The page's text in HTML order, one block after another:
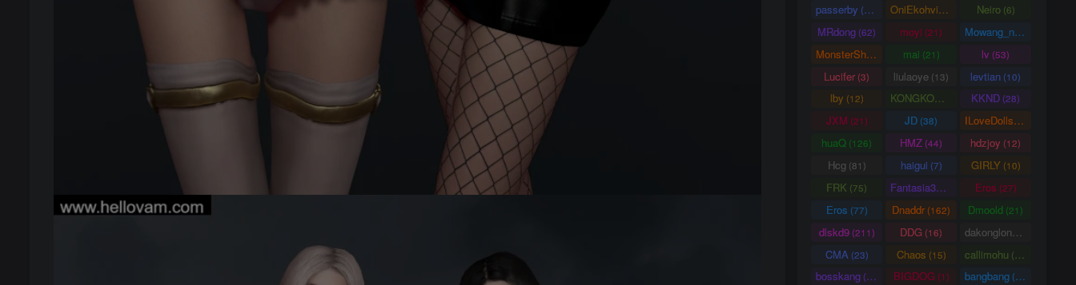
passerby (26) OniEkohvius Neiro(6)
MRdong (62) moyi (21) Mowang_nixi
MonsterShinkai (38)mai (21) lv (53)
Lucifer(3) liulaoye (13) levtian (10)
lby (12) KONGKONG KKND (28)
JXM (21) JD (38) ILoveDolls
(66)
huaQ (126) HMZ (44) hdzjoy (12)
Hcg (81) haigui (7) GIRLY(10)
FRK (75) Fantasia3DArt (55)Eros (27)
Eros (77) Dnaddr(162) Dmoold (21)
dlskd9(211) DDG (16)
CMA (23) Chaos (15) callimohu (57)
bosskang (85) BIGDOG(1) bangbang (22)